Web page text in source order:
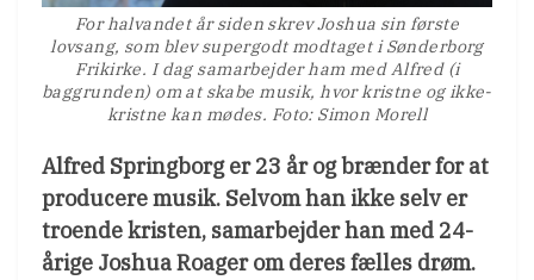
For halvandet år siden skrev Joshua sin første
lovsang, som blev supergodt modtaget i Sønderborg
Frikirke. I dag samarbejder ham med Alfred (i
baggrunden) om at skabe musik, hvor kristne og ikke-
kristne kan mødes. Foto: Simon Morell
Alfred Springborg er 23 år og brænder for at
producere musik. Selvom han ikke selv er
troende kristen, samarbejder han med 24-
årige Joshua Roager om deres fælles drøm.